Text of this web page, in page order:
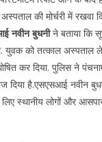
की मोर्चरी में रखवा
नवीन बुधनीने बताया कि
युवक को तत्काल अस्पताल
कर दिया. पुलिस ने
दिया है.एसएसआई नवीन
स्थानीय लोगों और